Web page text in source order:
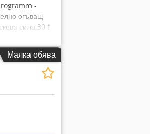
-
огъващ
сила 30 t
е
настройва -
- Работна
/ RAL7015 -
Малка обява